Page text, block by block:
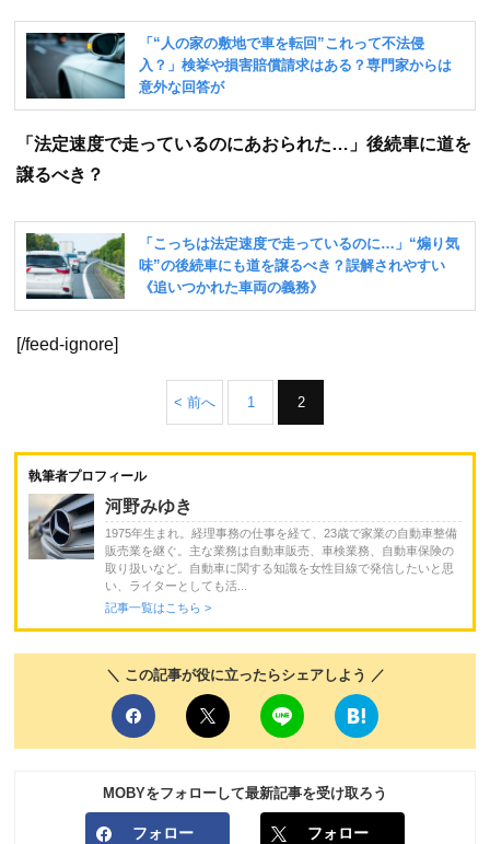
「法定速度で走っているのにあおられた…」後続車に道を
譲るべき？
[/feed-ignore]
< 前へ 1 2
執筆者プロフィール
河野みゆき
1975年生まれ。経理事務の仕事を経て、23歳で家業の自動車整備
販売業を継ぐ。主な業務は自動車販売、車検業務、自動車保険の
取り扱いなど。自動車に関する知識を女性目線で発信したいと思
い、ライターとしても活...
記事一覧はこちら >
＼ この記事が役に立ったらシェアしよう ／
MOBYをフォローして最新記事を受け取ろう
フォロー フォロー